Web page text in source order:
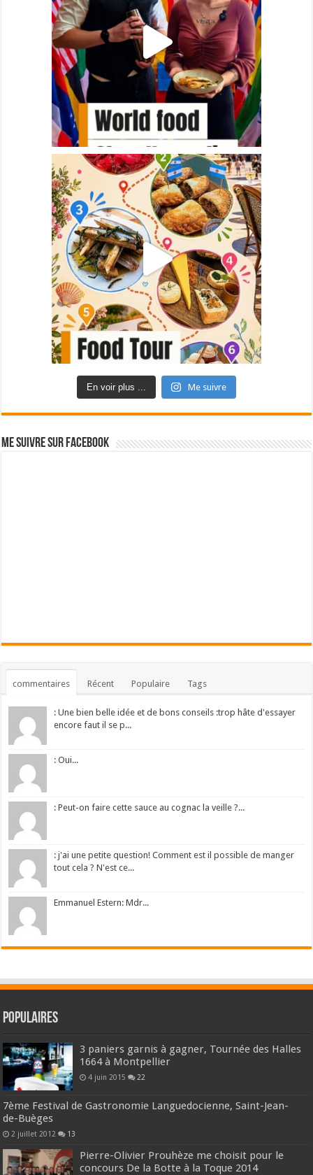
En voir plus ... Me suivre
Me suivre sur Facebook
commentaires Récent Populaire Tags
: Une bien belle idée et de bons conseils :trop hâte d'essayer
encore faut il se p...
: Oui...
: Peut-on faire cette sauce au cognac la veille ?...
: j'ai une petite question! Comment est il possible de manger
tout cela ? N'est ce...
Emmanuel Estern: Mdr...
Populaires
3 paniers garnis à gagner, Tournée des Halles
1664 à Montpellier
4 juin 2015 22
7ème Festival de Gastronomie Languedocienne, Saint-Jean-
de-Buèges
2 juillet 2012 13
Pierre-Olivier Prouhèze me choisit pour le
concours De la Botte à la Toque 2014